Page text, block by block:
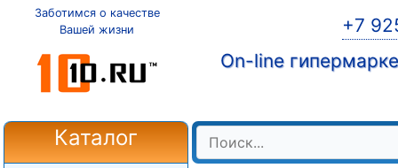
Заботимся о качестве
Вашей жизни
+7
On-line
Каталог